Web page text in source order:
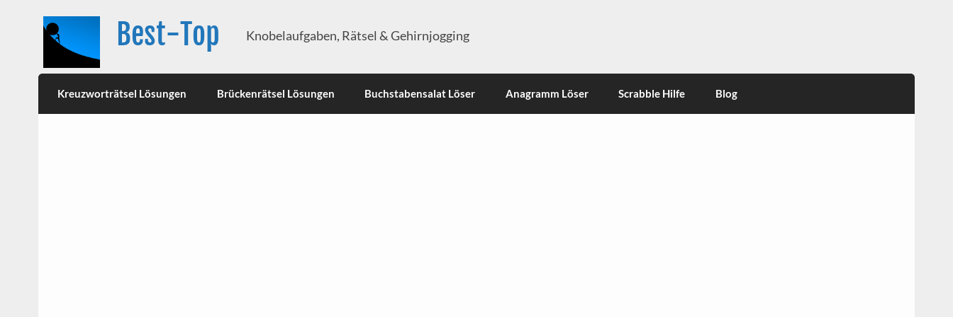
Best-Top Knobelaufgaben, Rätsel & Gehirnjogging
Kreuzworträtsel Lösungen Brückenrätsel Lösungen Buchstabensalat Löser Anagramm Löser Scrabble Hilfe Blog